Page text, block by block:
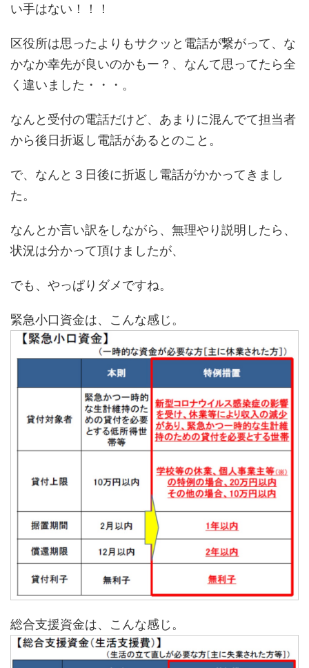
い手はない！！！
区役所は思ったよりもサクッと電話が繋がって、な
かなか幸先が良いのかもー？、なんて思ってたら全
く違いました・・・。
なんと受付の電話だけど、あまりに混んでて担当者
から後日折返し電話があるとのこと。
で、なんと３日後に折返し電話がかかってきまし
た。
なんとか言い訳をしながら、無理やり説明したら、
状況は分かって頂けましたが、
でも、やっぱりダメですね。
緊急小口資金は、こんな感じ。
総合支援資金は、こんな感じ。